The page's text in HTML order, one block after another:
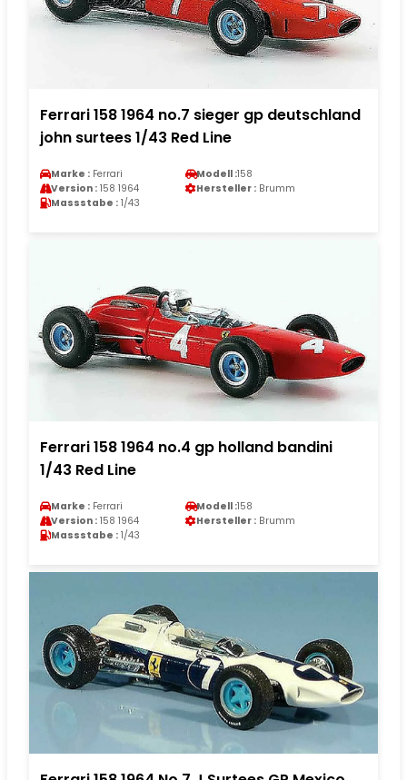
Ferrari 158 1964 no.7 sieger gp deutschland
john surtees 1/43 Red Line
Marke : Ferrari Modell :158
Version : 158 1964 Hersteller : Brumm
Massstabe : 1/43
Ferrari 158 1964 no.4 gp holland bandini
1/43 Red Line
Marke : Ferrari Modell :158
Version : 158 1964 Hersteller : Brumm
Massstabe : 1/43